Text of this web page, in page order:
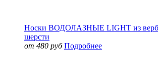
Носки ВОДОЛАЗНЫЕ LIGHT из
шерсти
от 480 руб Подробнее